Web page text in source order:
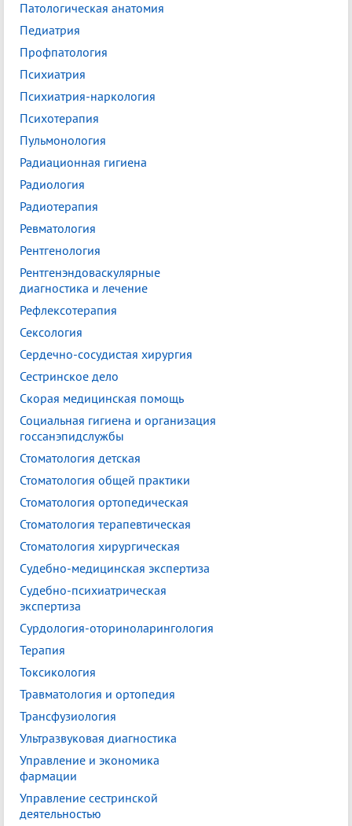
Патологическая анатомия
Педиатрия
Профпатология
Психиатрия
Психиатрия-наркология
Психотерапия
Пульмонология
Радиационная гигиена
Радиология
Радиотерапия
Ревматология
Рентгенология
Рентгенэндоваскулярные
диагностика и лечение
Рефлексотерапия
Сексология
Сердечно-сосудистая хирургия
Сестринское дело
Скорая медицинская помощь
Социальная гигиена и организация
госсанэпидслужбы
Стоматология детская
Стоматология общей практики
Стоматология ортопедическая
Стоматология терапевтическая
Стоматология хирургическая
Судебно-медицинская экспертиза
Судебно-психиатрическая
экспертиза
Сурдология-оториноларингология
Терапия
Токсикология
Травматология и ортопедия
Трансфузиология
Ультразвуковая диагностика
Управление и экономика
фармации
Управление сестринской
деятельностью